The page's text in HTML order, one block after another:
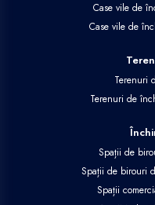
Case vile de
Case vile de
Terenuri
Terenuri de
Spații de
Spații de birouri
Spații